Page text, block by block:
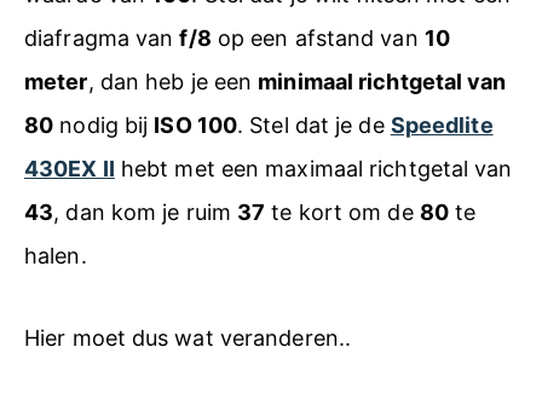
diafragma vanf/8 op een afstand van 10
meter, dan heb je een minimaal richtgetal van
80 nodig bij ISO 100. Stel dat je de Speedlite
430EX II hebt met een maximaal richtgetal van
43, dan kom je ruim 37 te kort om de 80te
halen.
Hier moet dus wat veranderen..